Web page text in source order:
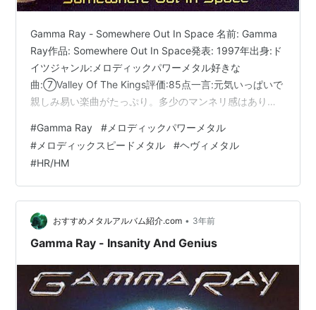
Gamma Ray - Somewhere Out In Space 名前: Gamma
Ray作品: Somewhere Out In Space発表: 1997年出身:ド
イツジャンル:メロディックパワーメタル好きな
曲:⑦Valley Of The Kings評価:85点一言:元気いっぱいで
親しみ易い楽曲がたっぷり。多少のマンネリ感はありつ
https://t.co/SBuWSZ6dU8 — おすすめメタルアルバム
紹介するマン (@OsusuMetalMan) 2023年12月28日 ラン
キング参加中HM/HRランキング参加中メタル
#Gamma Ray # メロディックパワーメタル
# メロディックスピードメタル #ヘヴィメタル
#HR/HM
おすすめメタルアルバム紹介.com • 3年前
Gamma Ray - Insanity And Genius